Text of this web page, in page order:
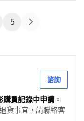
5
諮詢
購買記錄中申請 。
貨事宜，請聯絡客